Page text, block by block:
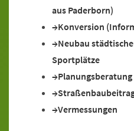
aus Paderborn)
Konversion
Neubau
Sportplätze
Planungsberatung
Vermessungen